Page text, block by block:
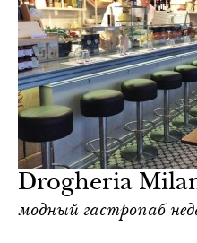
Drogheria
модный гастропаб